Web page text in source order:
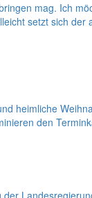
mag. Ich
setzt sich
heimliche
den